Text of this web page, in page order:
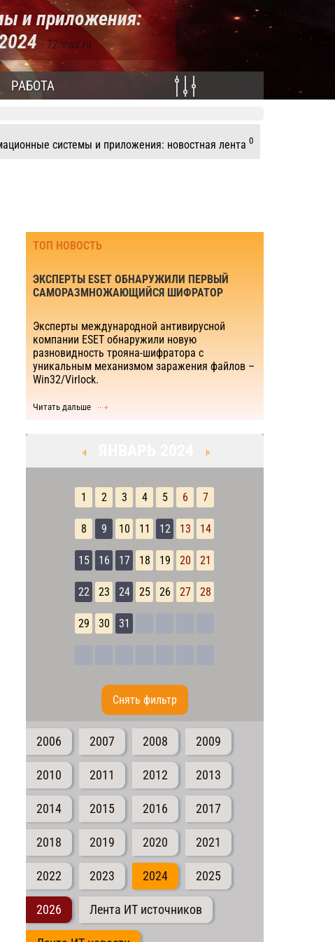
и приложения:
- 12news.ru
РАБОТА
системы и приложения: новостная лента 0
ТОП НОВОСТЬ
ЭКСПЕРТЫ ESET ОБНАРУЖИЛИ ПЕРВЫЙ
САМОРАЗМНОЖАЮЩИЙСЯ ШИФРАТОР
Эксперты международной антивирусной
компании ESET обнаружили новую
разновидность трояна-шифратора с
уникальным механизмом заражения файлов –
Win32/Virlock.
Читать дальше
ЯНВАРЬ 2024
1 2 3 4 5 6 7
8 9 10 11 12 13 14
15 16 17 18 19 20 21
22 23 24 25 26 27 28
29 30 31
Cнять фильтр
2006 2007 2008 2009
2010 2011 2012 2013
2014 2015 2016 2017
2018 2019 2020 2021
2022 2023 2024 2025
2026 Лента ИТ источников